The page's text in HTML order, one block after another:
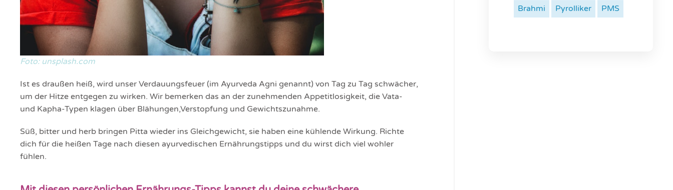
Foto: unsplash.com
Ist es draußen heiß, wird unser Verdauungsfeuer (im Ayurveda Agni genannt) von Tag zu Tag schwächer,
um der Hitze entgegen zu wirken. Wir bemerken das an der zunehmenden Appetitlosigkeit, die Vata-
und Kapha-Typen klagen über Blähungen,Verstopfung und Gewichtszunahme.
Süß, bitter und herb bringen Pitta wieder ins Gleichgewicht, sie haben eine kühlende Wirkung. Richte
dich für die heißen Tage nach diesen ayurvedischen Ernährungstipps und du wirst dich viel wohler
fühlen.
Brahmi Pyrolliker PMS